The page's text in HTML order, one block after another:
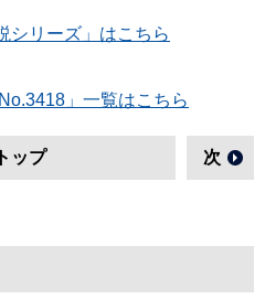
シリーズ」はこちら
」一覧はこちら
ップ 次